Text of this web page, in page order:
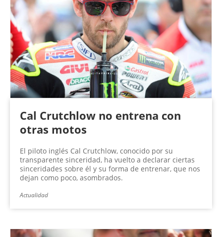
Cal Crutchlow no entrena con
otras motos
El piloto inglés Cal Crutchlow, conocido por su
transparente sinceridad, ha vuelto a declarar ciertas
sinceridades sobre él y su forma de entrenar, que nos
dejan como poco, asombrados.
Actualidad